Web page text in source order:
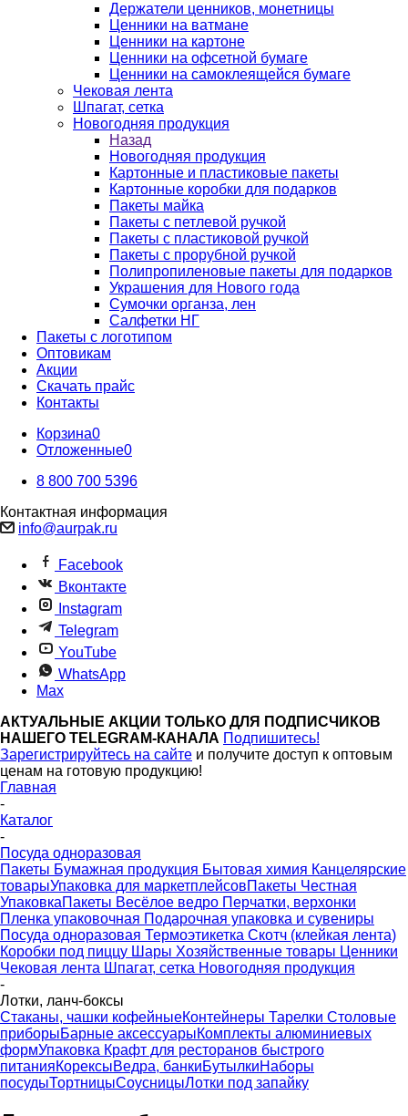
Держатели ценников, монетницы
Ценники на ватмане
Ценники на картоне
Ценники на офсетной бумаге
Ценники на самоклеящейся бумаге
Чековая лента
Шпагат, сетка
Новогодняя продукция
Назад
Новогодняя продукция
Картонные и пластиковые пакеты
Картонные коробки для подарков
Пакеты майка
Пакеты с петлевой ручкой
Пакеты с пластиковой ручкой
Пакеты с прорубной ручкой
Полипропиленовые пакеты для подарков
Украшения для Нового года
Сумочки органза, лен
Салфетки НГ
Пакеты с логотипом
Оптовикам
Акции
Скачать прайс
Контакты
Корзина0
Отложенные0
8 800 700 5396
Контактная информация
info@aurpak.ru
Facebook
Вконтакте
Instagram
Telegram
YouTube
WhatsApp
Max
АКТУАЛЬНЫЕ АКЦИИ ТОЛЬКО ДЛЯ ПОДПИСЧИКОВ
НАШЕГО TELEGRAM-КАНАЛА Подпишитесь!
Зарегистрируйтесь на сайте и получите доступ к оптовым
ценам на готовую продукцию!
Главная
-
Каталог
-
Посуда одноразовая
Пакеты Бумажная продукция Бытовая химия Канцелярские
товарыУпаковка для маркетплейсовПакеты Честная
УпаковкаПакеты Весёлое ведро Перчатки, верхонки
Пленка упаковочная Подарочная упаковка и сувениры
Посуда одноразовая Термоэтикетка Скотч (клейкая лента)
Коробки под пиццу Шары Хозяйственные товары Ценники
Чековая лента Шпагат, сетка Новогодняя продукция
-
Лотки, ланч-боксы
Стаканы, чашки кофейныеКонтейнеры Тарелки Столовые
приборыБарные аксессуарыКомплекты алюминиевых
формУпаковка Крафт для ресторанов быстрого
питанияКорексыВедра, банкиБутылкиНаборы
посудыТортницыСоусницыЛотки под запайку